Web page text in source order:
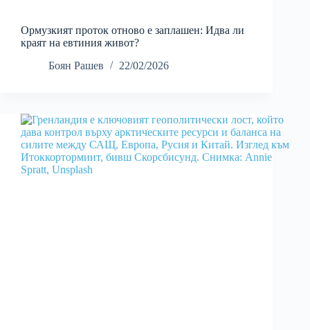
Ормузкият проток отново е заплашен: Идва ли
краят на евтиния живот?
Боян Рашев
22/02/2026